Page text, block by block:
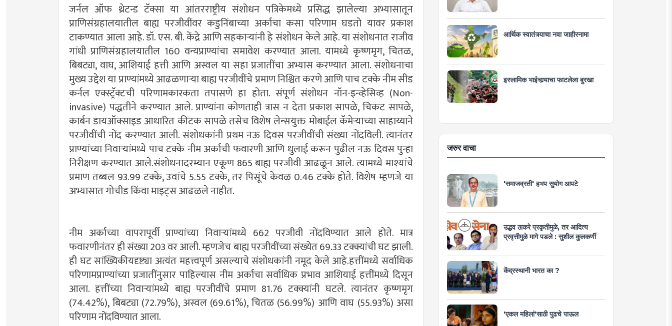
जर्नल ऑफ थ्रेटन्ड टॅक्सा या आंतरराष्ट्रीय संशोधन पत्रिकेमध्ये प्रसिद्ध झालेल्या अभ्यासातून
प्राणिसंग्रहालयातील बाह्य परजीवींवर कडुनिंबाच्या अर्काचा कसा परिणाम घडतो यावर प्रकाश
टाकण्यात आला आहे. डॉ. एस. बी. केंद्रे आणि सहकाऱ्यांनी हे संशोधन केले आहे. या संशोधनात राजीव
गांधी प्राणिसंग्रहालयातील 160 वन्यप्राण्यांचा समावेश करण्यात आला. यामध्ये कृष्णमृग, चितळ,
बिबट्या, वाघ, आशियाई हत्ती आणि अस्वल या सहा प्रजातींचा अभ्यास करण्यात आला. संशोधनाचा
मुख्य उद्देश या प्राण्यांमध्ये आढळणाऱ्या बाह्य परजीवींचे प्रमाण निश्चित करणे आणि पाच टक्के नीम सीड
कर्नल एक्स्ट्रॅक्टची परिणामकारकता तपासणे हा होता. संपूर्ण संशोधन नॉन-इन्व्हेसिव्ह (Non-
invasive) पद्धतीने करण्यात आले. प्राण्यांना कोणताही त्रास न देता प्रकाश सापळे, चिकट सापळे,
कार्बन डायऑक्साइड आधारित कीटक सापळे तसेच विशेष लेन्सयुक्त मोबाईल कॅमेऱ्याच्या साहाय्याने
परजीवींची नोंद करण्यात आली. संशोधकांनी प्रथम नऊ दिवस परजीवींची संख्या नोंदविली. त्यानंतर
प्राण्यांच्या निवाऱ्यांमध्ये पाच टक्के नीम अर्काची फवारणी आणि धुलाई करून पुढील नऊ दिवस पुन्हा
निरीक्षण करण्यात आले.संशोधनादरम्यान एकूण 865 बाह्य परजीवी आढळून आले. त्यामध्ये माश्यांचे
प्रमाण तब्बल 93.99 टक्के, उवांचे 5.55 टक्के, तर पिसूंचे केवळ 0.46 टक्के होते. विशेष म्हणजे या
अभ्यासात गोचीड किंवा माइट्स आढळले नाहीत.
नीम अर्काच्या वापरापूर्वी प्राण्यांच्या निवाऱ्यांमध्ये 662 परजीवी नोंदविण्यात आले होते. मात्र
फवारणीनंतर ही संख्या 203 वर आली. म्हणजेच बाह्य परजीवींच्या संख्येत 69.33 टक्क्यांची घट झाली.
ही घट सांख्यिकीयदृष्ट्या अत्यंत महत्त्वपूर्ण असल्याचे संशोधकांनी नमूद केले आहे.हत्तींमध्ये सर्वाधिक
परिणामप्राण्यांच्या प्रजातींनुसार पाहिल्यास नीम अर्काचा सर्वाधिक प्रभाव आशियाई हत्तींमध्ये दिसून
आला. हत्तींच्या निवाऱ्यांमध्ये बाह्य परजीवींचे प्रमाण 81.76 टक्क्यांनी घटले. त्यानंतर कृष्णमृग
(74.42%), बिबट्या (72.79%), अस्वल (69.61%), चितळ (56.99%) आणि वाघ (55.93%) असा
परिणाम नोंदविण्यात आला.
आर्थिक स्वातंत्र्याचा नवा जाहीरनामा
इस्लामिक भाईचार्‍याचा फाटलेला बुरखा
जरुर वाचा
'समाजव्रती' हभप सुयोग आपटे
उद्धव ठाकरे प्रकृतीमुळे, तर आदित्य
प्रवृत्तीमुळे मागे पडले : सुशील कुलकर्णी
केंद्रस्थानी भारत का ?
'एकल महिलां'साठी पुढचे पाऊल